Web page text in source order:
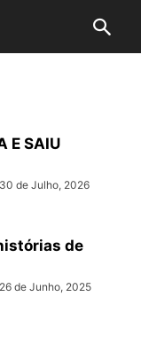
E SAIU
30 de Julho, 2026
de
26 de Junho, 2025